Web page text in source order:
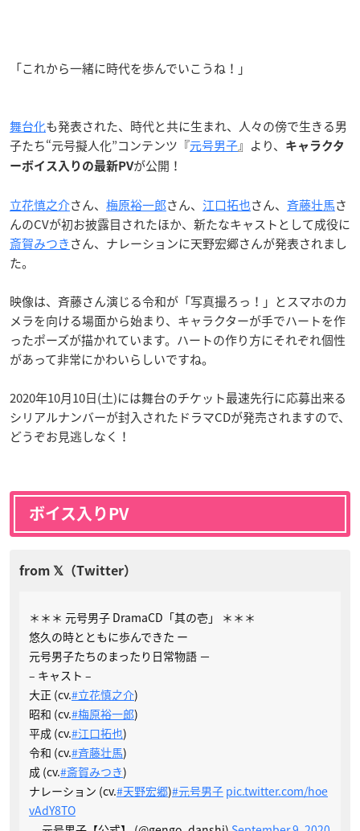
「これから一緒に時代を歩んでいこうね！」
舞台化も発表された、時代と共に生まれ、人々の傍で生きる男
子たち“元号擬人化”コンテンツ『元号男子』より、
キャラクタ
ーボイス入りの最新PVが公開！
立花慎之介さん、 梅原裕一郎さん、 江口拓也さん、 斉藤壮馬さ
んのCVが初お披露目されたほか、新たなキャストとして成役に
斎賀みつきさん、ナレーションに天野宏郷さんが発表されまし
た。
映像は、斉藤さん演じる令和が「写真撮ろっ！」とスマホのカ
メラを向ける場面から始まり、キャラクターが手でハートを作
ったポーズが描かれています。ハートの作り方にそれぞれ個性
があって非常にかわいらしいですね。
2020年10月10日(土)には舞台のチケット最速先行に応募出来る
シリアルナンバーが封入されたドラマCDが発売されますので、
どうぞお見逃しなく！
ボイス入りPV
＊＊＊ 元号男子 DramaCD「其の壱」 ＊＊＊
悠久の時とともに歩んできた ー
元号男子たちのまったり日常物語 －
– キャスト –
大正 (cv.#立花慎之介)
昭和 (cv.#梅原裕一郎)
平成 (cv.#江口拓也)
令和 (cv.#斉藤壮馬)
成 (cv.#斎賀みつき)
ナレーション (cv.#天野宏郷)#元号男子 pic.twitter.com/hoe
vAdY8TO